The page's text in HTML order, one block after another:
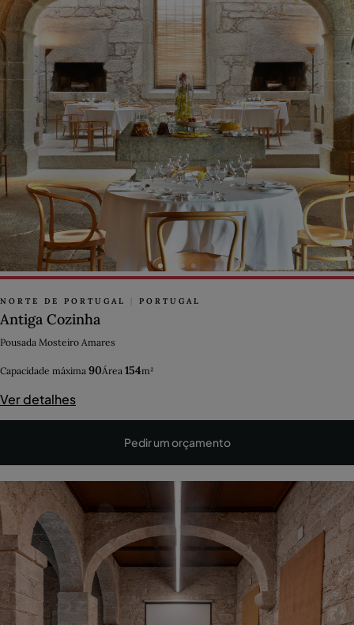
NORTE DE PORTUGAL PORTUGAL
Antiga Cozinha
Pousada Mosteiro Amares
Capacidade máxima 90Área 154m²
Ver detalhes
Pedir um orçamento